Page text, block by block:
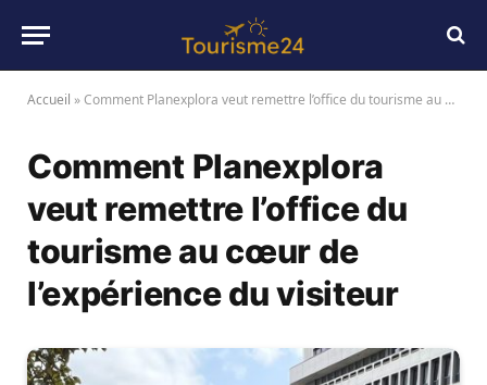
Accueil »Comment Planexplora veut remettre l’office du tourisme au cœur de l’expérience du visiteur
Comment Planexplora
veut remettre l’office du
tourisme au cœur de
l’expérience du visiteur